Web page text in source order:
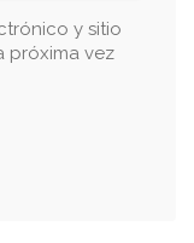
y sitio
próxima vez